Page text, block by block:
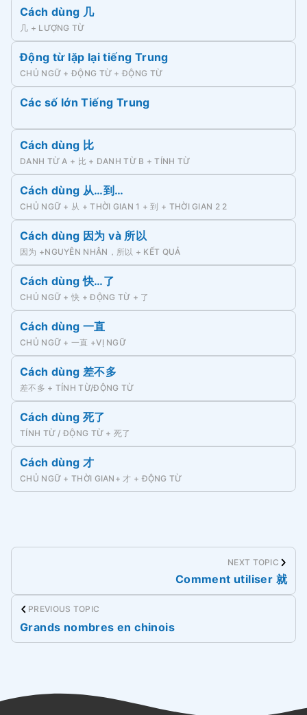
Cách dùng 几
几 + LƯỢNG TỪ
Động từ lặp lại tiếng Trung
CHỦ NGỮ + ĐỘNG TỪ + ĐỘNG TỪ
Các số lớn Tiếng Trung
Cách dùng 比
DANH TỪ A + 比 + DANH TỪ B + TÍNH TỪ
Cách dùng 从…到…
CHỦ NGỮ + 从 + THỜI GIAN 1 + 到 + THỜI GIAN 2 2
Cách dùng 因为 và 所以
因为 +NGUYÊN NHÂN，所以 + KẾT QUẢ
Cách dùng 快…了
CHỦ NGỮ + 快 + ĐỘNG TỪ + 了
Cách dùng 一直
CHỦ NGỮ + 一直 +VỊ NGỮ
Cách dùng 差不多
差不多 + TÍNH TỪ/ĐỘNG TỪ
Cách dùng 死了
TÍNH TỪ / ĐỘNG TỪ + 死了
Cách dùng 才
CHỦ NGỮ + THỜI GIAN+ 才 + ĐỘNG TỪ
NEXT TOPIC
Comment utiliser 就
PREVIOUS TOPIC
Grands nombres en chinois